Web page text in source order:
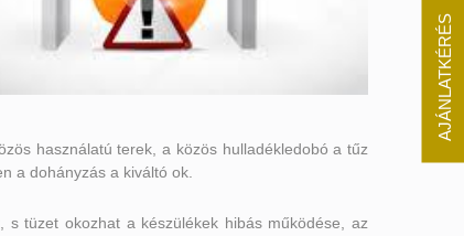
AJÁNLATKÉRÉS
használatú terek, a közös hulladékledobó a tűz
a dohányzás a kiváltó ok.
s tüzet okozhat a készülékek hibás működése, az